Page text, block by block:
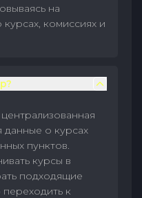
на
комиссиях и
данные о курсах
пунктов.
курсы в
подходящие
к